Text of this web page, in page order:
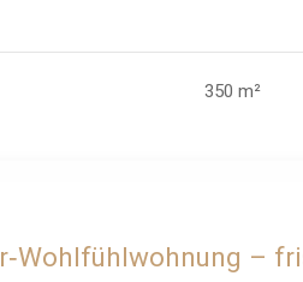
350 m²
–